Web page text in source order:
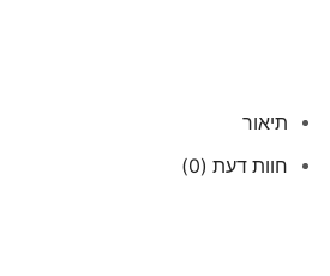
תיאור
חוות דעת (0)